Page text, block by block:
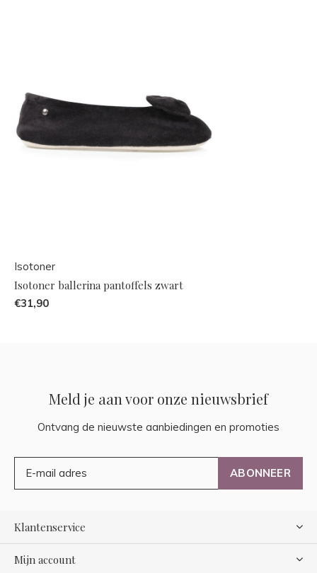
Isotoner
Isotoner ballerina pantoffels zwart
€31,90
Meld je aan voor onze nieuwsbrief
Ontvang de nieuwste aanbiedingen en promoties
ABONNEER
Klantenservice
Mijn account